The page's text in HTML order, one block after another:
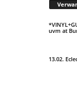
uvm at
13.02.